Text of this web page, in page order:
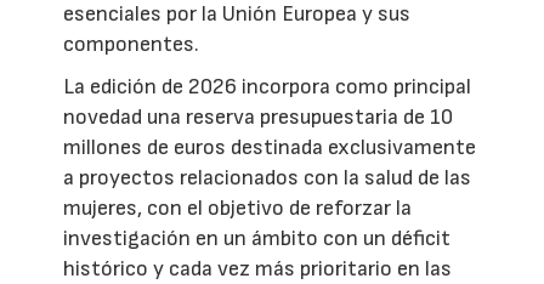
esenciales por la Unión Europea y sus
componentes.
La edición de 2026 incorpora como principal
novedad una reserva presupuestaria de 10
millones de euros destinada exclusivamente
a proyectos relacionados con la salud de las
mujeres, con el objetivo de reforzar la
investigación en un ámbito con un déficit
histórico y cada vez más prioritario en las